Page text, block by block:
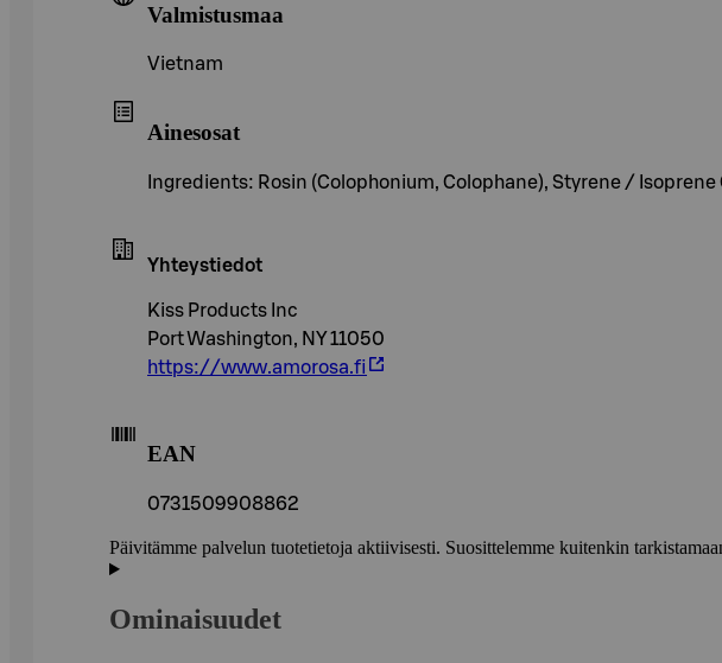
Valmistusmaa
Vietnam
Ainesosat
Ingredients: Rosin (Colophonium, Colophane), Styrene /
Yhteystiedot
Kiss Products Inc
Port Washington, NY 11050
https://www.amorosa.fi
EAN
0731509908862
Päivitämme palvelun tuotetietoja aktiivisesti. Suosittelemme kuitenkin
Ominaisuudet